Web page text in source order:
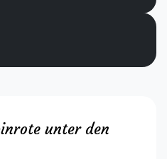
unter den